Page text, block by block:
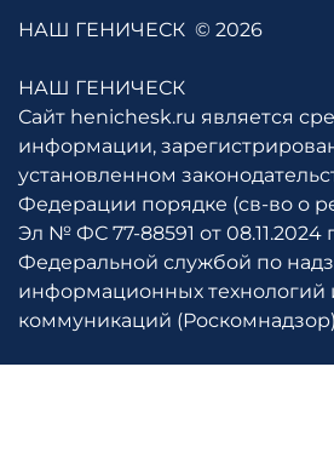
НАШ ГЕНИЧЕСК © 2026
НАШ ГЕНИЧЕСК
Сайт henichesk.ru является
информации,
установленном
Федерации порядке (св-во о
Эл № ФС 77-88591 от 08.11.2024
Федеральной службой по
информационных технологий
коммуникаций (Роскомнадзор)